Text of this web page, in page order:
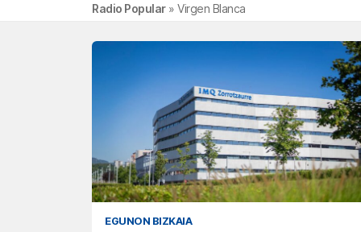
Radio Popular» Virgen Blanca
EGUNON BIZKAIA